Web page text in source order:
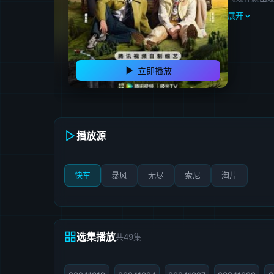
立即播放
展开
播放源
快车 暴风 无尽 索尼 淘片
选集播放共49集